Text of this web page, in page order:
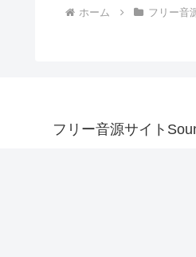
ホーム フリー音
フリー音源サイト